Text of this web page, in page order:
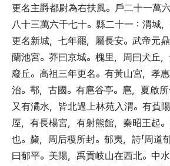
更名主爵都尉為右扶風。 戶二十一萬
八十三萬六千七十。 縣二十一 ： 渭城，
更名新城， 七年罷， 屬長安。 武帝元
蘭池宮。 莽曰京城。 槐里， 周曰犬丘，
廢丘。 高祖三年更名。 有黃山宮， 孝
治。 鄠， 古國。 有扈谷亭。 扈， 夏啟
又有潏水， 皆北過上林苑入渭。 有萯
厔， 有長楊宮， 有射熊館， 秦昭王起。
也。 斄， 周后稷所封。 郁夷， 詩「周道
曰郁平。 美陽， 禹貢岐山在西北。 中